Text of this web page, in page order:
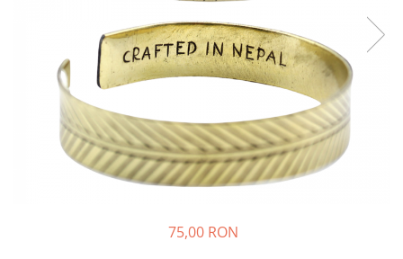
75,00 RON